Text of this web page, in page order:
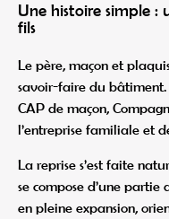
Une histoire simple :
fils
Le père, maçon et
savoir-faire du bâtiment.
CAP de maçon,
l’entreprise familiale et
La reprise s’est faite
se compose d’une partie
en pleine expansion,